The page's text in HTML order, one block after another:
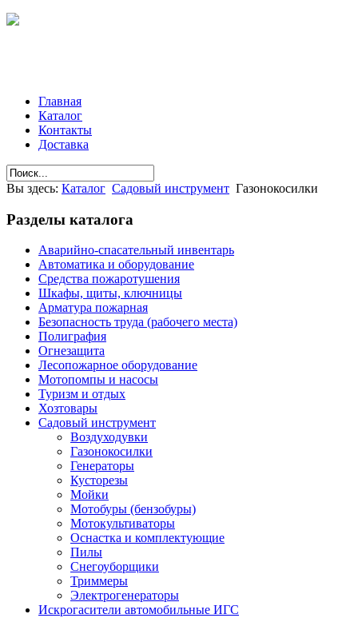
Главная
Каталог
Контакты
Доставка
Вы здесь: Каталог Садовый инструмент Газонокосилки
Разделы каталога
Аварийно-спасательный инвентарь
Автоматика и оборудование
Средства пожаротушения
Шкафы, щиты, ключницы
Арматура пожарная
Безопасность труда (рабочего места)
Полиграфия
Огнезащита
Лесопожарное оборудование
Мотопомпы и насосы
Туризм и отдых
Хозтовары
Садовый инструмент
Воздуходувки
Газонокосилки
Генераторы
Кусторезы
Мойки
Мотобуры (бензобуры)
Мотокультиваторы
Оснастка и комплектующие
Пилы
Снегоуборщики
Триммеры
Электрогенераторы
Искрогасители автомобильные ИГС